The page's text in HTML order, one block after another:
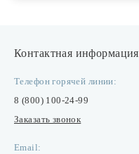
Контактная информация
Телефон горячей линии:
8 (800) 100-24-99
Заказать звонок
Email: